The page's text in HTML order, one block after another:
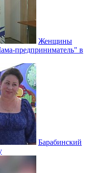
Женщины
предприниматель" в
Барабинский